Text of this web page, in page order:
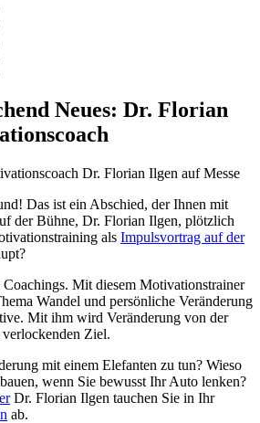
Neues: Dr. Florian
Das ist ein Abschied, der Ihnen mit
der Bühne, Dr. Florian Ilgen, plötzlich
als Impulsvortrag auf der
Coachings. Mit diesem Motivationstrainer
Wandel und persönliche Veränderung
Mit ihm wird Veränderung von der
Ziel.
mit einem Elefanten zu tun? Wieso
wenn Sie bewusst Ihr Auto lenken?
Dr. Florian Ilgen tauchen Sie in Ihr
ab.